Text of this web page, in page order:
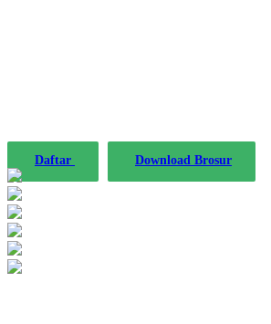
Daftar Download Brosur